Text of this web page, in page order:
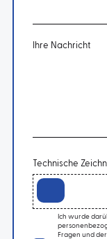
Ihre Nachricht
Technische
Ich wurde
Fragen und